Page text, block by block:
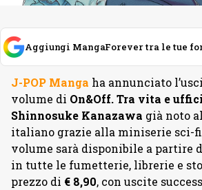
Aggiungi MangaForever tra le tue
J-POP Manga ha annunciato
volume di On&Off. Tra vita e
Shinnosuke Kanazawa già noto
italiano grazie alla miniserie sci-fi
volume sarà disponibile a partire
in tutte le fumetterie, librerie e
prezzo di € 8,90, con uscite